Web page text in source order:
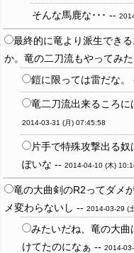
そんな馬鹿な･･･ --
最終的に竜より派生でき
か。竜の二刀流もやってみ
鎧に限っては雷だな。
竜二刀流出来るころ
2014-03-31 (月) 07:45:58
片手で特殊攻撃出る
ぽいな -- 2014-04-10 (木)
竜の大曲剣のR2ってダメ
メ変わらないし -- 2014-03-29 (
みたいだね、竜の大
けてたのになぁ -- 2014-